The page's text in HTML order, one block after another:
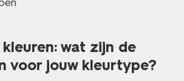
wat zijn de
voor jouw kleurtype?